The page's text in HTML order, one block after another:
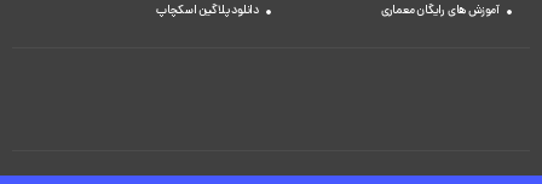
آموزش های رایگان معماری
دانلود پلاگین اسکچاپ